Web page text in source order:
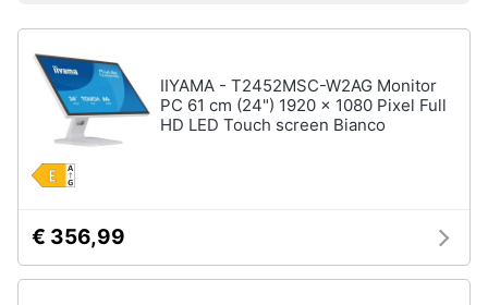
Audio
e
musica
Clima
Arredo
Notebook
Computer
portatile
MacBook
Portatile
Gaming
IIYAMA - T2452MSC-W2AG Monitor
PC 61 cm (24") 1920 x 1080 Pixel Full
HD LED Touch screen Bianco
€ 356,99